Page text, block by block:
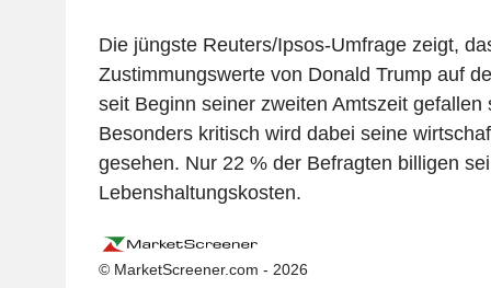
Die jüngste Reuters/Ipsos-Umfrage zeigt,
Zustimmungswerte von Donald Trump auf
seit Beginn seiner zweiten Amtszeit gefallen
Besonders kritisch wird dabei seine
gesehen. Nur 22 % der Befragten billigen
Lebenshaltungskosten.
© MarketScreener.com - 2026